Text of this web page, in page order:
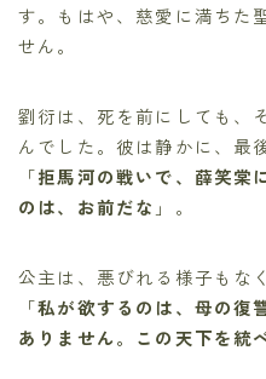
す。もはや、慈愛に満ちた
せん。
劉衍は、死を前にしても、
んでした。彼は静かに、最
「拒馬河の戦いで、薛笑棠
のは、お前だな 」。
公主は、悪びれる様子もな
「私が欲するのは、母の復
ありません。この天下を統